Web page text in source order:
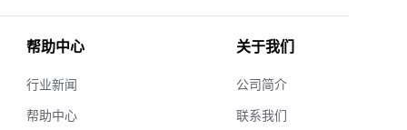
帮助中心
行业新闻
帮助中心
关于我们
公司简介
联系我们